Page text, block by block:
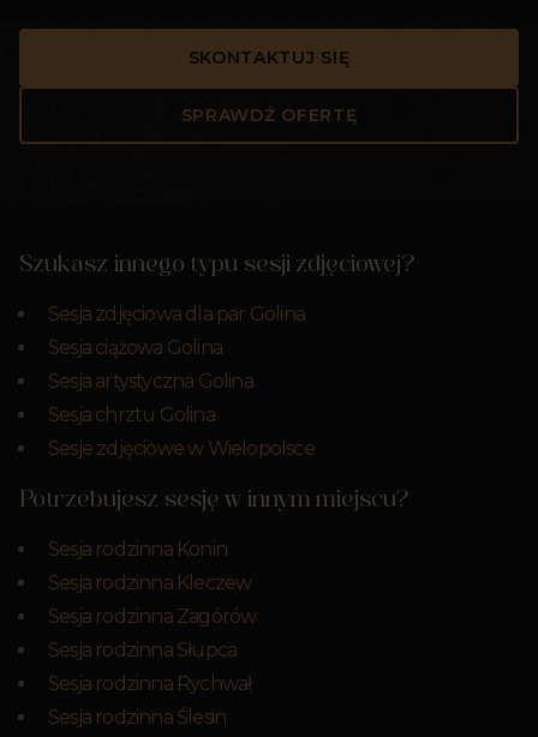
SKONTAKTUJ SIĘ
SPRAWDŹ OFERTĘ
Szukasz innego typu sesji zdjęciowej?
Sesja zdjęciowa dla par Golina
Sesja ciążowa Golina
Sesja artystyczna Golina
Sesja chrztu Golina
Sesje zdjęciowe w Wielopolsce
Potrzebujesz sesję w innym miejscu?
Sesja rodzinna Konin
Sesja rodzinna Kleczew
Sesja rodzinna Zagórów
Sesja rodzinna Słupca
Sesja rodzinna Rychwał
Sesja rodzinna Ślesin